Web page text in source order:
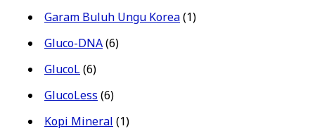
Garam Buluh Ungu Korea(1)
Gluco-DNA(6)
GlucoL(6)
GlucoLess (6)
Kopi Mineral (1)